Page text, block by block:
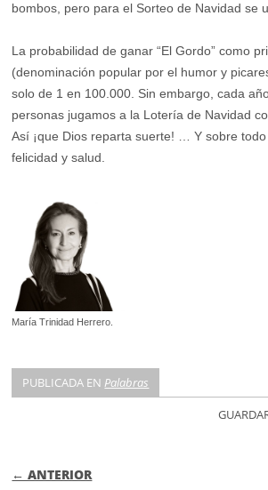
bombos, pero para el Sorteo de Navidad se
La probabilidad de ganar “El Gordo” como
(denominación popular por el humor y
solo de 1 en 100.000. Sin embargo, cada
personas jugamos a la Lotería de Navidad
Así ¡que Dios reparta suerte! … Y sobre todo
felicidad y salud.
María Trinidad Herrero.
PUBLICADA EN Palabras
NAVEGACIÓN DE
← ANTERIOR